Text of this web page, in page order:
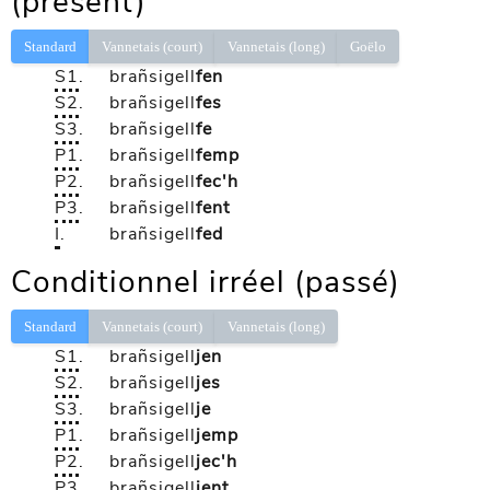
Standard Vannetais (court) Vannetais (long) Goëlo
S1. brañsigellfen
S2. brañsigellfes
S3. brañsigellfe
P1. brañsigellfemp
P2. brañsigellfec'h
P3. brañsigellfent
I. brañsigellfed
Conditionnel irréel (passé)
Standard Vannetais (court) Vannetais (long)
S1. brañsigelljen
S2. brañsigelljes
S3. brañsigellje
P1. brañsigelljemp
P2. brañsigelljec'h